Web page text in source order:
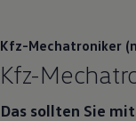
Kfz-Mechatroniker
Kfz-
Das sollten Sie